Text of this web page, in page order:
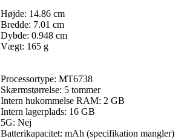
Højde: 14.86 cm
Bredde: 7.01 cm
Dybde: 0.948 cm
Vægt: 165 g
Processortype: MT6738
Skærmstørrelse: 5 tommer
Intern hukommelse RAM: 2 GB
Intern lagerplads: 16 GB
5G: Nej
Batterikapacitet: mAh (specifikation mangler)